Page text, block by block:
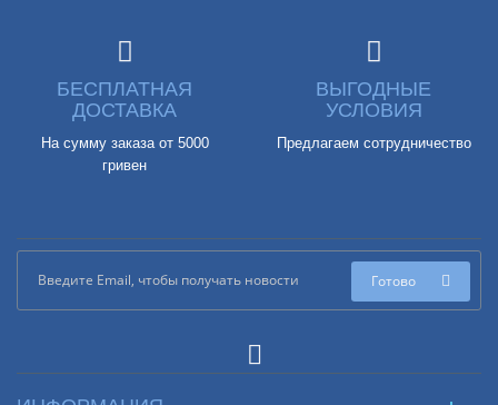
БЕСПЛАТНАЯ
ДОСТАВКА
На сумму заказа от 5000
гривен
ВЫГОДНЫЕ
УСЛОВИЯ
Предлагаем сотрудничество
Готово